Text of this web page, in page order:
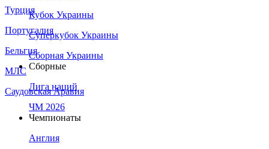
Турция
Португалия
Бельгия
МЛС
Саудовская Аравия
Кубок Украины
Суперкубок Украины
Сборная Украины
Сборные
Лига наций
ЧМ 2026
Чемпионаты
Англия